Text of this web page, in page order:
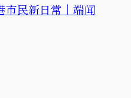
市民新日常｜端闻